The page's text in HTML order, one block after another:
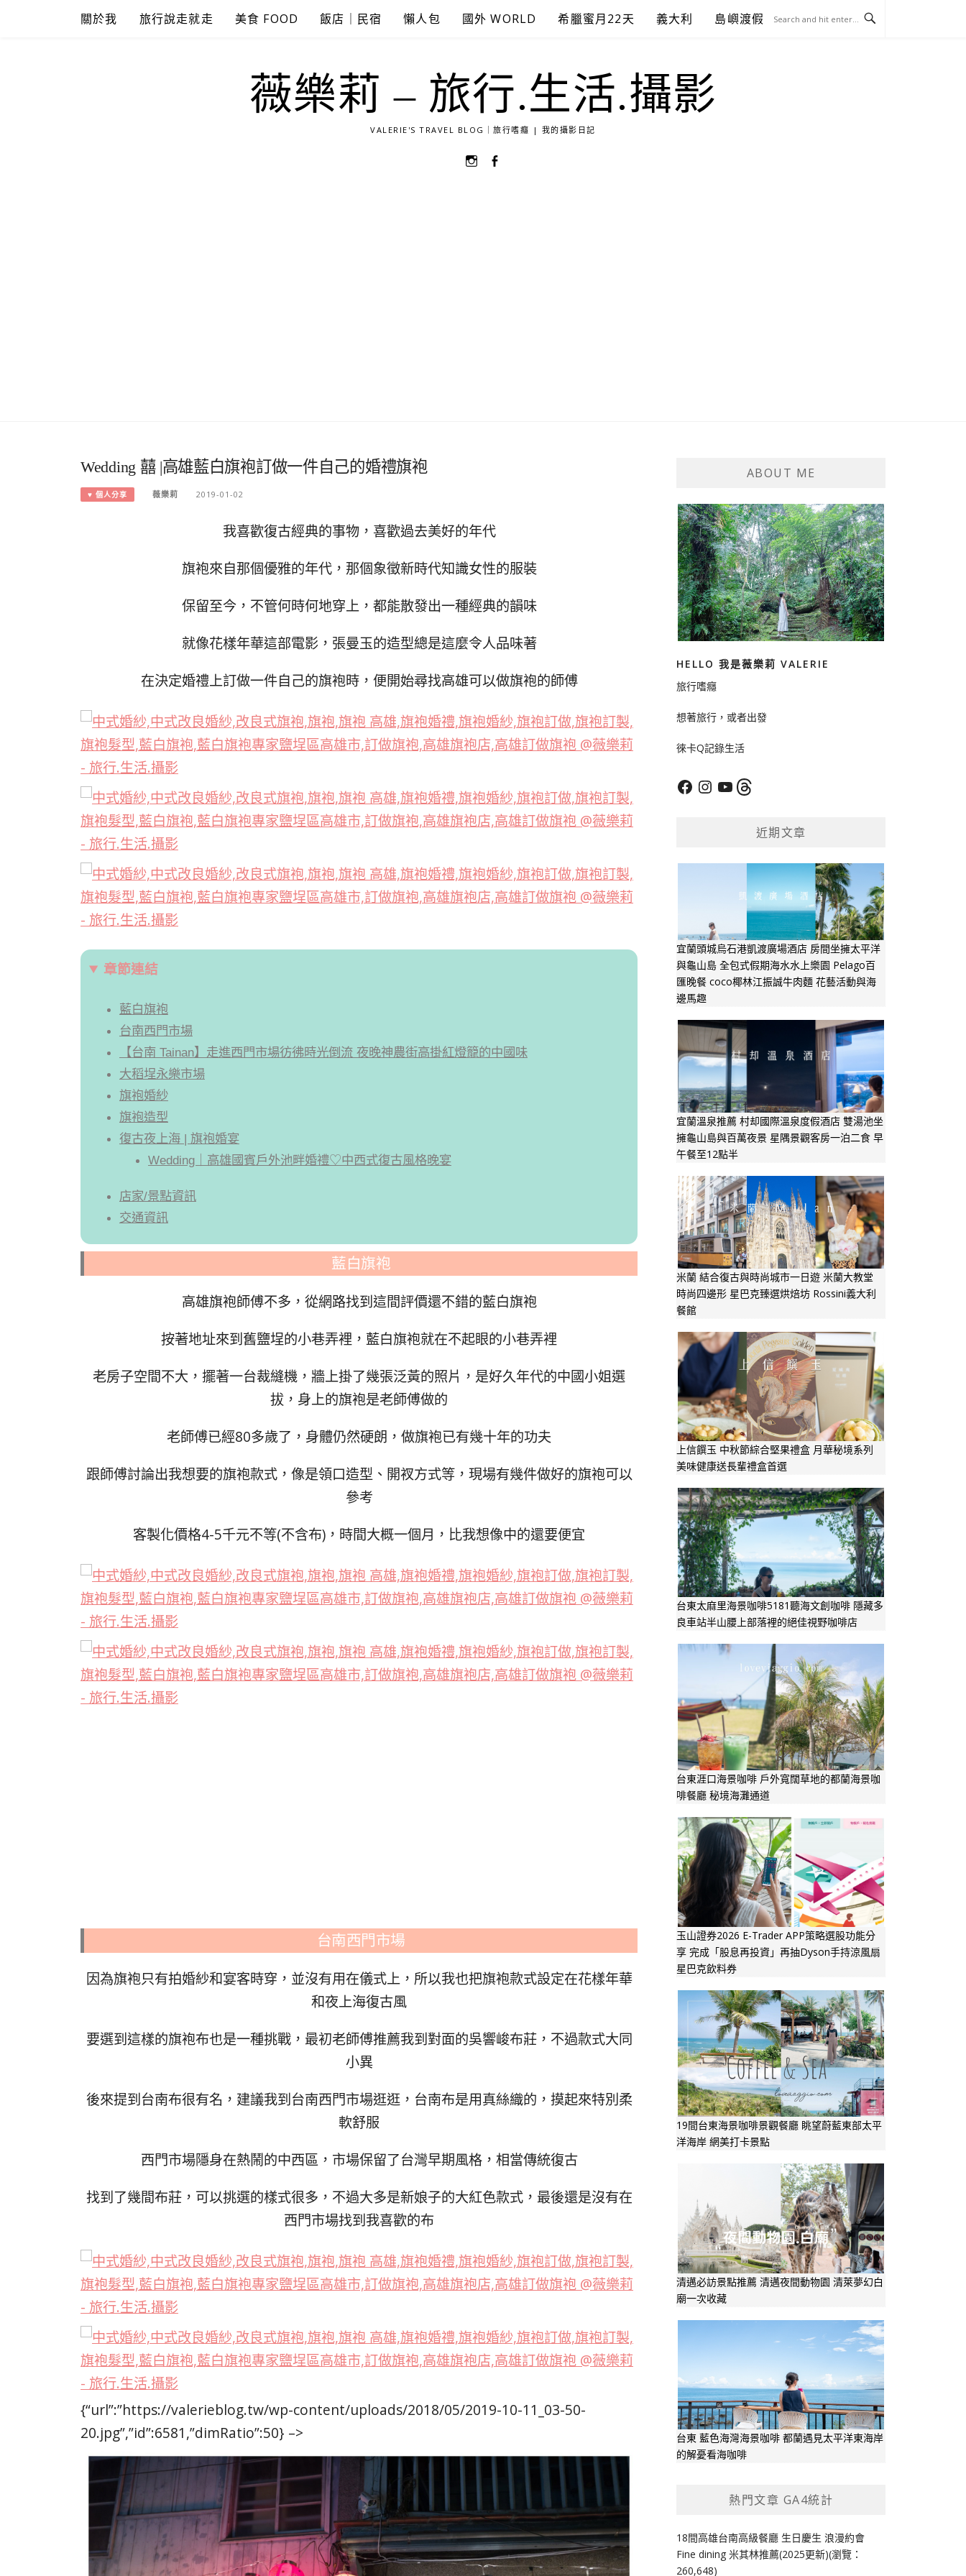
關於我 旅行說走就走 美食 FOOD 飯店｜民宿 懶人包 國外 WORLD 希臘蜜月22天 義大利 島嶼渡假
薇樂莉 – 旅行.生活.攝影
VALERIE'S TRAVEL BLOG｜旅行嗜癮 | 我的攝影日記
選
Wedding 囍 |高雄藍白旗袍訂做一件自己的婚禮旗袍
♥ 個人分享 薇樂莉 2019-01-02
我喜歡復古經典的事物，喜歡過去美好的年代
旗袍來自那個優雅的年代，那個象徵新時代知識女性的服裝
保留至今，不管何時何地穿上，都能散發出一種經典的韻味
就像花樣年華這部電影，張曼玉的造型總是這麼令人品味著
在決定婚禮上訂做一件自己的旗袍時，便開始尋找高雄可以做旗袍的師傅
章節連結
藍白旗袍
台南西門市場
【台南 Tainan】走進西門市場彷彿時光倒流 夜晚神農街高掛紅燈籠的中國味
大稻埕永樂市場
旗袍婚紗
旗袍造型
復古夜上海 | 旗袍婚宴
Wedding｜高雄國賓戶外池畔婚禮♡中西式復古風格晚宴
店家/景點資訊
交通資訊
藍白旗袍
高雄旗袍師傅不多，從網路找到這間評價還不錯的藍白旗袍
按著地址來到舊鹽埕的小巷弄裡，藍白旗袍就在不起眼的小巷弄裡
老房子空間不大，擺著一台裁縫機，牆上掛了幾張泛黃的照片，是好久年代的中國小姐選
拔，身上的旗袍是老師傅做的
老師傅已經80多歲了，身體仍然硬朗，做旗袍已有幾十年的功夫
跟師傅討論出我想要的旗袍款式，像是領口造型、開衩方式等，現場有幾件做好的旗袍可以
參考
客製化價格4-5千元不等(不含布)，時間大概一個月，比我想像中的還要便宜
台南西門市場
因為旗袍只有拍婚紗和宴客時穿，並沒有用在儀式上，所以我也把旗袍款式設定在花樣年華
和夜上海復古風
要選到這樣的旗袍布也是一種挑戰，最初老師傅推薦我到對面的吳響峻布莊，不過款式大同
小異
後來提到台南布很有名，建議我到台南西門市場逛逛，台南布是用真絲織的，摸起來特別柔
軟舒服
西門市場隱身在熱鬧的中西區，市場保留了台灣早期風格，相當傳統復古
找到了幾間布莊，可以挑選的樣式很多，不過大多是新娘子的大紅色款式，最後還是沒有在
西門市場找到我喜歡的布
{“url”:”https://valerieblog.tw/wp-content/uploads/2018/05/2019-10-11_03-50-
20.jpg”,”id”:6581,”dimRatio”:50} –>
ABOUT ME
HELLO 我是薇樂莉 VALERIE
旅行嗜癮
想著旅行，或者出發
徠卡Q記錄生活
FacebookInstagram
YouTubeThreads
近期文章
宜蘭頭城烏石港凱渡廣場酒店 房間坐擁太平洋
與龜山島 全包式假期海水水上樂園 Pelago百
匯晚餐 coco椰林江振誠牛肉麵 花藝活動與海
邊馬趣
宜蘭溫泉推薦 村却國際溫泉度假酒店 雙湯池坐
擁龜山島與百萬夜景 星隅景觀客房一泊二食 早
午餐至12點半
米蘭 結合復古與時尚城市一日遊 米蘭大教堂
時尚四邊形 星巴克臻選烘焙坊 Rossini義大利
餐館
上信饌玉 中秋節綜合堅果禮盒 月華秘境系列
美味健康送長輩禮盒首選
台東太麻里海景咖啡5181聽海文創咖啡 隱藏多
良車站半山腰上部落裡的絕佳視野咖啡店
台東涯口海景咖啡 戶外寬闊草地的都蘭海景咖
啡餐廳 秘境海灘通道
玉山證券2026 E-Trader APP策略選股功能分
享 完成「股息再投資」再抽Dyson手持涼風扇
星巴克飲料券
19間台東海景咖啡景觀餐廳 眺望蔚藍東部太平
洋海岸 網美打卡景點
清邁必訪景點推薦 清邁夜間動物園 清萊夢幻白
廟一次收藏
台東 藍色海灣海景咖啡 都蘭遇見太平洋東海岸
的解憂看海咖啡
熱門文章 GA4統計
18間高雄台南高級餐廳 生日慶生 浪漫約會
Fine dining 米其林推薦(2025更新)(瀏覽：
260,648)